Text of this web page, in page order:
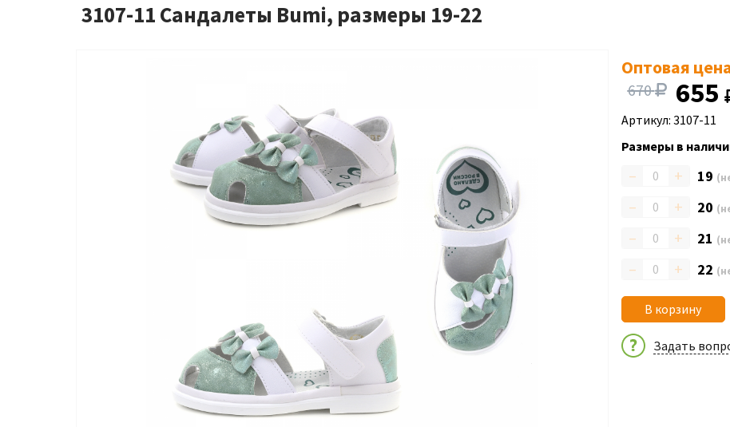
3107-11 Сандалеты Bumi, размеры 19-22
Оптовая
670 655
Артикул: 3107-11
Размеры в
– + 19
– + 20
– + 21
– + 22
В корзину
Задать